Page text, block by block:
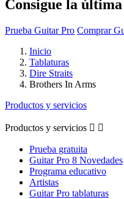
Consigue la
Prueba Guitar Pro Comprar
Inicio
Tablaturas
Dire Straits
Brothers In Arms
Productos y servicios
Productos y servicios  
Prueba gratuita
Guitar Pro 8 Novedades
Programa educativo
Artistas
Guitar Pro tablaturas